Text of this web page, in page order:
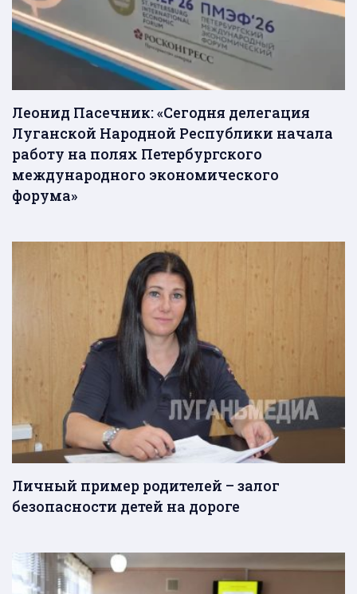
Леонид Пасечник: «Сегодня делегация
Луганской Народной Республики начала
работу на полях Петербургского
международного экономического
форума»
Личный пример родителей – залог
безопасности детей на дороге